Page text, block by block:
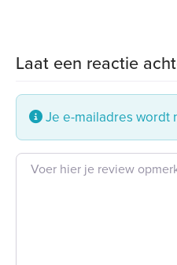
Laat een reactie
Je e-mailadres wordt
Beoordeling tekst